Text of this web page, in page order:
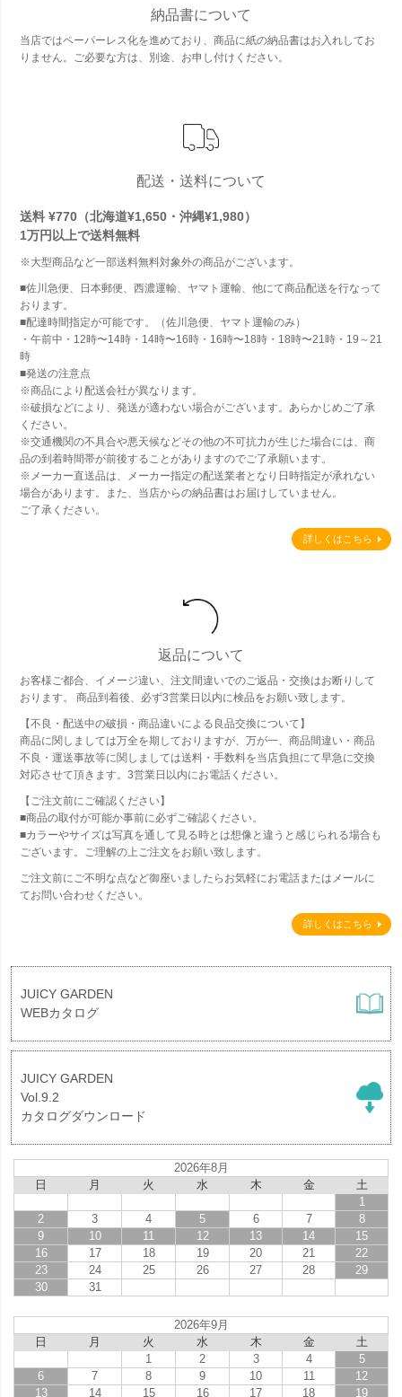
納品書について
当店ではペーパーレス化を進めており、商品に紙の納品書はお入れしてお
りません。ご必要な方は、別途、お申し付けください。
配送・送料について
送料 ¥770（北海道¥1,650・沖縄¥1,980）
1万円以上で送料無料
※大型商品など一部送料無料対象外の商品がございます。
■佐川急便、日本郵便、西濃運輸、ヤマト運輸、他にて商品配送を行なって
おります。
■配達時間指定が可能です。（佐川急便、ヤマト運輸のみ）
・午前中・12時〜14時・14時〜16時・16時〜18時・18時〜21時・19～21
時
■発送の注意点
※商品により配送会社が異なります。
※破損などにより、発送が適わない場合がございます。あらかじめご了承
ください。
※交通機関の不具合や悪天候などその他の不可抗力が生じた場合には、商
品の到着時間帯が前後することがありますのでご了承願います。
※メーカー直送品は、メーカー指定の配送業者となり日時指定が承れない
場合があります。また、当店からの納品書はお届けしていません。
ご了承ください。
詳しくはこちら
返品について
お客様ご都合、イメージ違い、注文間違いでのご返品・交換はお断りして
おります。 商品到着後、必ず3営業日以内に検品をお願い致します。
【不良・配送中の破損・商品違いによる良品交換について】
商品に関しましては万全を期しておりますが、万が一、商品間違い・商品
不良・運送事故等に関しましては送料・手数料を当店負担にて早急に交換
対応させて頂きます。3営業日以内にお電話ください。
【ご注文前にご確認ください】
■商品の取付が可能か事前に必ずご確認ください。
■カラーやサイズは写真を通して見る時とは想像と違うと感じられる場合も
ございます。ご理解の上ご注文をお願い致します。
ご注文前にご不明な点など御座いましたらお気軽にお電話またはメールに
てお問い合わせください。
詳しくはこちら
JUICY GARDEN
WEBカタログ
JUICY GARDEN
Vol.9.2
カタログダウンロード
2026年8月
日
月 火 水 木 金
土
1
2
3 4 5 6 7
8
9
10 11 12 13 14
15
16
17 18 19 20 21
22
23
24 25 26 27 28
29
30
31
2026年9月
日
月 火 水 木 金
土
1
2 3 4
5
6
7 8 9 10 11
12
13
14 15 16 17 18 19